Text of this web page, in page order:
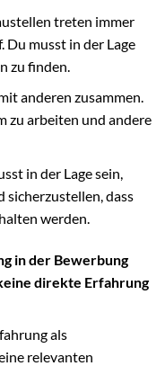
treten immer
musst in der Lage
zu finden.
anderen zusammen.
zu arbeiten und andere
in der Lage sein,
sicherzustellen, dass
werden.
in der Bewerbung
direkte Erfahrung
als
relevanten